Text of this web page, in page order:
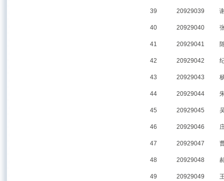
39 20929039
40 20929040
41 20929041
42 20929042
43 20929043
44 20929044
45 20929045
46 20929046
47 20929047
48 20929048
49 20929049